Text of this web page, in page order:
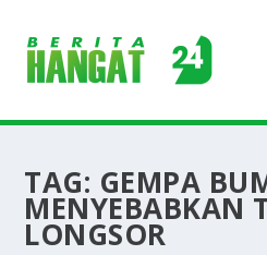
TAG: GEMPA
MENYEBABKAN
LONGSOR